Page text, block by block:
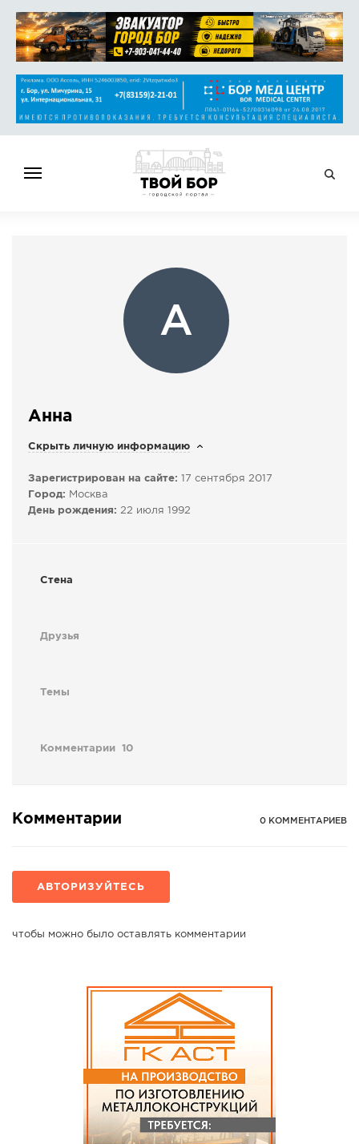
СПРАВОЧНИК
ОБЪЯВЛЕНИЯ
СТАТЬИ
ГОЛОСОВАНИЯ
ПРЕДЛОЖИТЬ НОВОСТЬ
А
Анна
Скрыть личную информацию
Зарегистрирован на сайте: 17 сентября 2017
Город: Москва
День рождения: 22 июля 1992
Стена
Друзья
Темы
Комментарии 10
Комментарии 0 КОММЕНТАРИЕВ
АВТОРИЗУЙТЕСЬ
чтобы можно было оставлять комментарии